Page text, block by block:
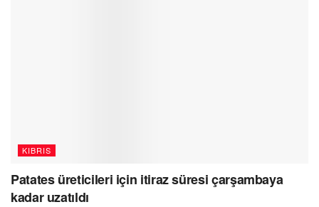
KIBRIS
Patates üreticileri için itiraz süresi çarşambaya
kadar uzatıldı